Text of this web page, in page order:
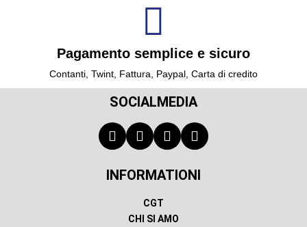
Pagamento semplice e sicuro
Contanti, Twint, Fattura, Paypal, Carta di credito
SOCIALMEDIA
INFORMATIONI
CGT
CHI SI AMO